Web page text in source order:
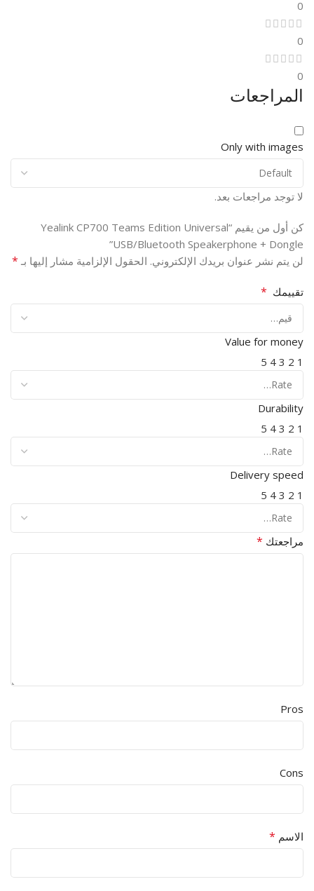
0
0
0
المراجعات
Only with images
لا توجد مراجعات بعد.
كن أول من يقيم “Yealink CP700 Teams Edition Universal
USB/Bluetooth Speakerphone + Dongle”
لن يتم نشر عنوان بريدك الإلكتروني. الحقول الإلزامية مشار إليها بـ *
تقييمك *
Value for money
1
2
3
4
5
Durability
1
2
3
4
5
Delivery speed
1
2
3
4
5
مراجعتك *
Pros
Cons
الاسم *